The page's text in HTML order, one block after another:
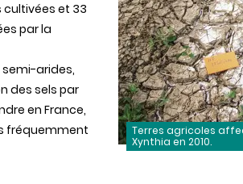
Terres agricoles
Xynthia en 2010.
cultivées et 33
par la
semi-arides,
des sels par
en France,
fréquemment